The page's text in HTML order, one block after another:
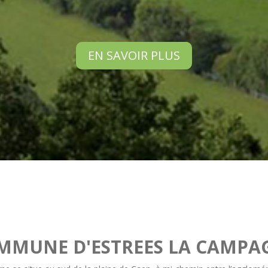
EN SAVOIR PLUS
D'ESTREES LA